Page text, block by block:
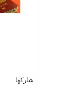
شاركها